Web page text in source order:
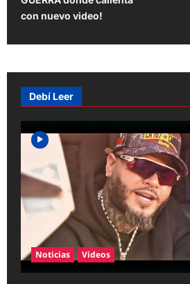
t
n
v
i
g
t
o
con nuevo video!
Debí Leer
Noticias Videos